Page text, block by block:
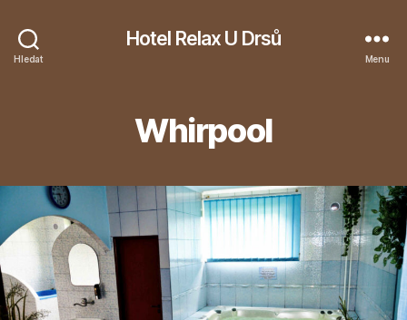
Hledat
Hotel Relax U Drsů
Menu
Whirpool